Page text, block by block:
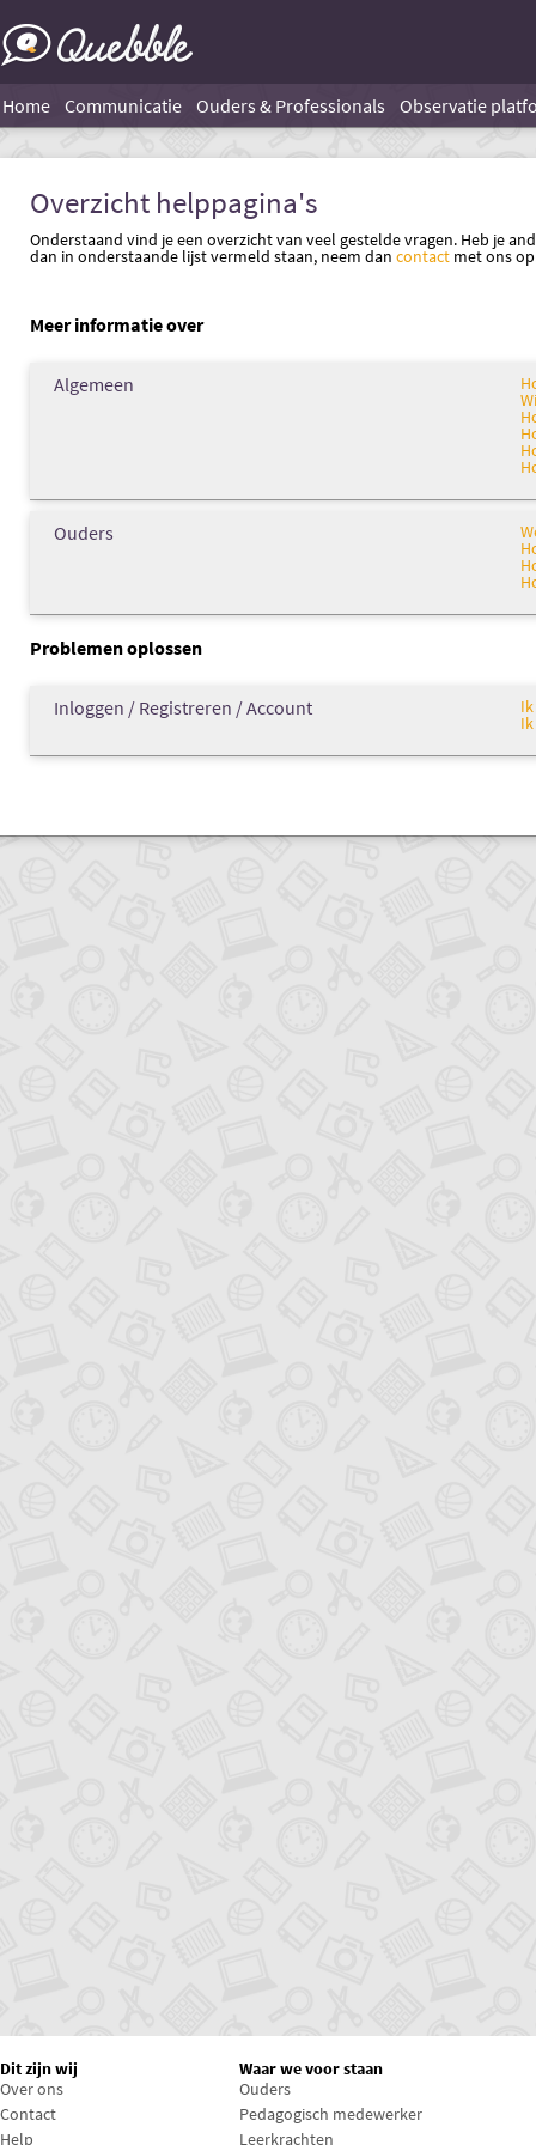
Home Communicatie Ouders & Professionals Observatie
Overzicht helppagina's
Onderstaand vind je een overzicht van veel gestelde vragen. Heb je
dan in onderstaande lijst vermeld staan, neem dan contact met ons
Meer informatie over
Algemeen
Ouders
Problemen oplossen
Inloggen / Registreren / Account
Dit zijn wij
Over ons
Contact
Help
Waar we voor staan
Ouders
Pedagogisch medewerker
Leerkrachten